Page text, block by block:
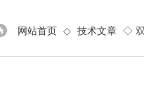
网站首页 ◇ 技术文章 ◇ 双